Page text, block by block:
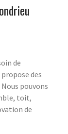
de
des
pouvons
toit,
de